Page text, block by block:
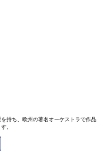
持ち、欧州の著名オーケストラで作品
。